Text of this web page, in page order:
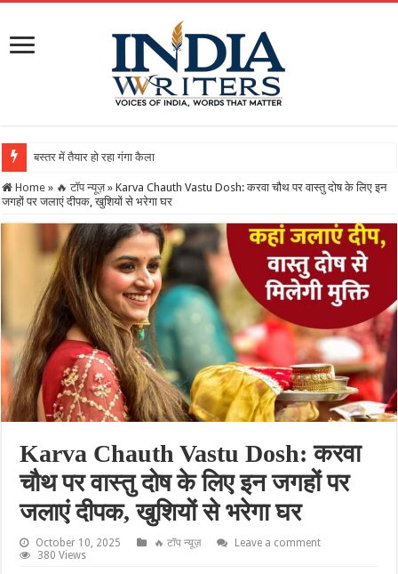
बस्तर में तैयार हो रहा गंगा कैलाशनाथ चतुर्मुख शिवालय : महाशिवरात
Home » 🔥 टॉप न्यूज़ » Karva Chauth Vastu Dosh: करवा चौथ पर वास्तु दोष के लिए इन
जगहों पर जलाएं दीपक, खुशियों से भरेगा घर
Karva Chauth Vastu Dosh: करवा
चौथ पर वास्तु दोष के लिए इन जगहों पर
जलाएं दीपक, खुशियों से भरेगा घर
October 10, 2025 🔥 टॉप न्यूज़
Leave a comment
380 Views